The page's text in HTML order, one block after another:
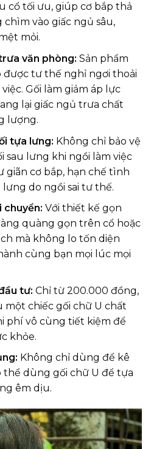
cổ tối ưu, giúp cơ bắp thả
chìm vào giấc ngủ sâu,
mỏi.
văn phòng: Sản phẩm
được tư thế nghỉ ngơi thoải
Gối làm giảm áp lực
lại giấc ngủ trưa chất
lượng.
tựa lưng: Không chỉ bảo vệ
sau lưng khi ngồi làm việc
giãn cơ bắp, hạn chế tình
do ngồi sai tư thế.
chuyển: Với thiết kế gọn
quàng gọn trên cổ hoặc
mà không lo tốn diện
cùng bạn mọi lúc mọi
tư: Chỉ từ 200.000 đồng,
một chiếc gối chữ U chất
phí vô cùng tiết kiệm để
khỏe.
Không chỉ dùng để kê
thể dùng gối chữ U để tựa
êm dịu.